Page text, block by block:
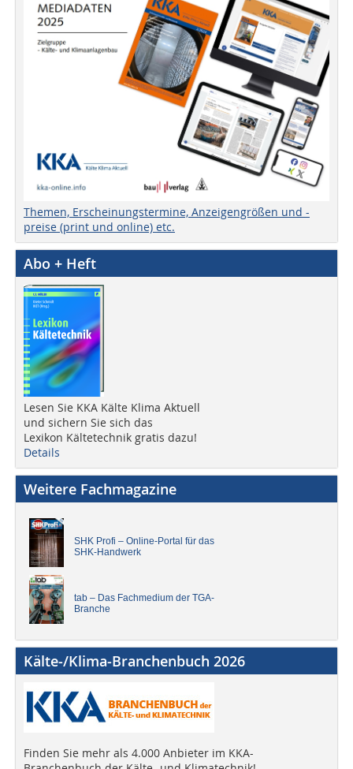
Themen, Erscheinungstermine, Anzeigengrößen und -
preise (print und online) etc.
Abo + Heft
Lesen Sie KKA Kälte Klima Aktuell
und sichern Sie sich das
Lexikon Kältetechnik gratis dazu!
Details
Weitere Fachmagazine
SHK Profi – Online-Portal für das
SHK-Handwerk
tab – Das Fachmedium der TGA-
Branche
Kälte-/Klima-Branchenbuch 2026
Finden Sie mehr als 4.000 Anbieter im KKA-